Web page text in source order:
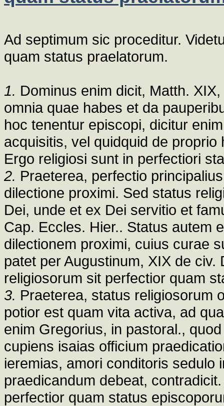
Ad septimum sic proceditur.
quam status praelatorum.
1. Dominus enim dicit, Matth.
omnia quae habes et da
hoc tenentur episcopi, dicitur
acquisitis, vel quidquid de
Ergo religiosi sunt in perfectiori
2. Praeterea, perfectio
dilectione proximi. Sed status
Dei, unde et ex Dei servitio et
Cap. Eccles. Hier.. Status autem
dilectionem proximi, cuius curae
patet per Augustinum, XIX de
religiosorum sit perfectior quam
3. Praeterea, status religiosorum
potior est quam vita activa, ad
enim Gregorius, in pastoral.,
cupiens isaias officium
ieremias, amori conditoris sedulo
praedicandum debeat,
perfectior quam status